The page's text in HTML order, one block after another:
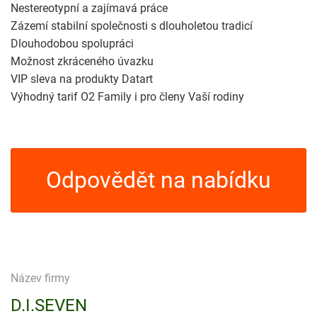
Nestereotypní a zajímavá práce
Zázemí stabilní společnosti s dlouholetou tradicí
Dlouhodobou spolupráci
Možnost zkráceného úvazku
VIP sleva na produkty Datart
Výhodný tarif O2 Family i pro členy Vaší rodiny
Odpovědět na nabídku
Název firmy
D.I.SEVEN